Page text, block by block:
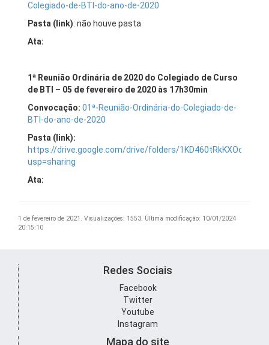
Colegiado-de-BTI-do-ano-de-2020
Pasta (link): não houve pasta
Ata:
1ª Reunião Ordinária de 2020 do Colegiado de Curso
de BTI – 05 de fevereiro de 2020 às 17h30min
Convocação: 01ª-Reunião-Ordinária-do-Colegiado-de-
BTI-do-ano-de-2020
Pasta (link):
https://drive.google.com/drive/folders/
usp=sharing
Ata:
1 de fevereiro de 2021. Visualizações: 1553. Última modificação: 10/01/2024
20:15:10
Redes Sociais
Facebook
Twitter
Youtube
Instagram
Mapa do site